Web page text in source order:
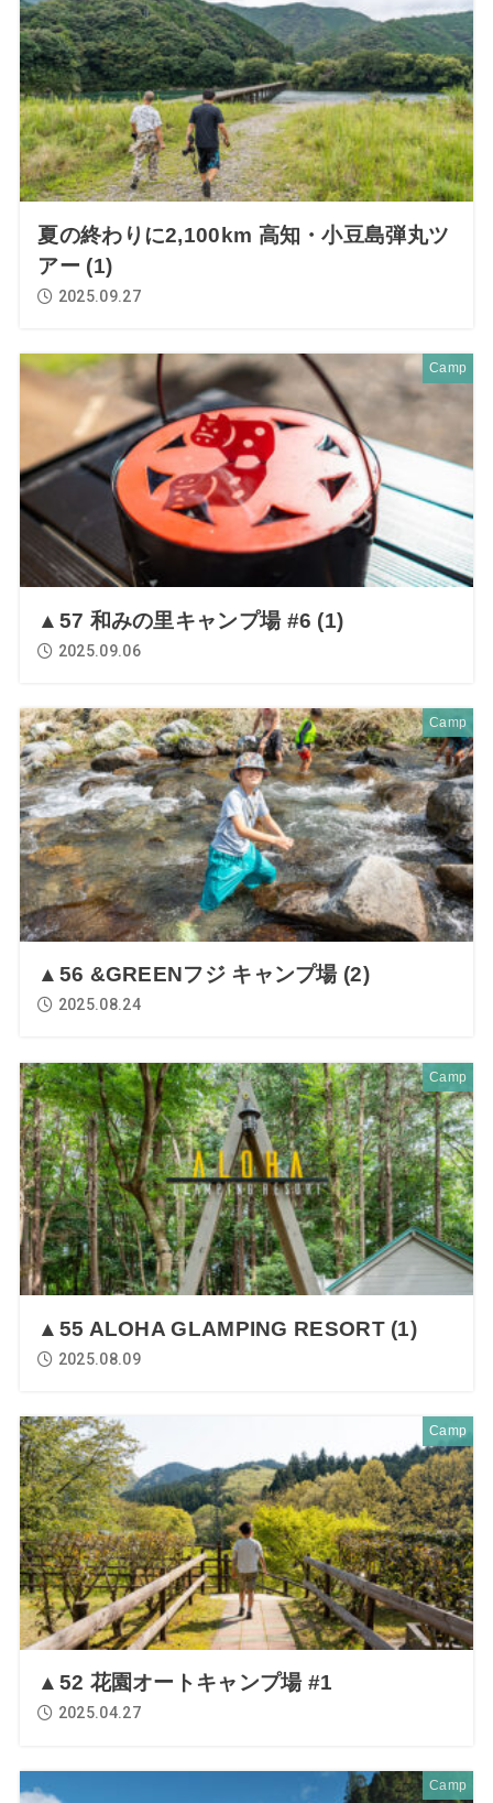
夏の終わりに2,100km 高知・小豆島弾丸ツ
アー (1)
2025.09.27
Camp
▲57 和みの里キャンプ場 #6 (1)
2025.09.06
Camp
▲56 &GREENフジ キャンプ場 (2)
2025.08.24
Camp
▲55 ALOHA GLAMPING RESORT (1)
2025.08.09
Camp
▲52 花園オートキャンプ場 #1
2025.04.27
Camp